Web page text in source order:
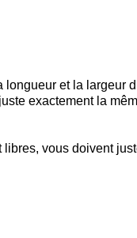
et la largeur
exactement la
vous doivent